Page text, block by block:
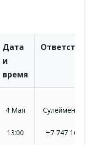
Дата
и
время
4 Мая
13:00
Сулейменова
+7 747 163 51